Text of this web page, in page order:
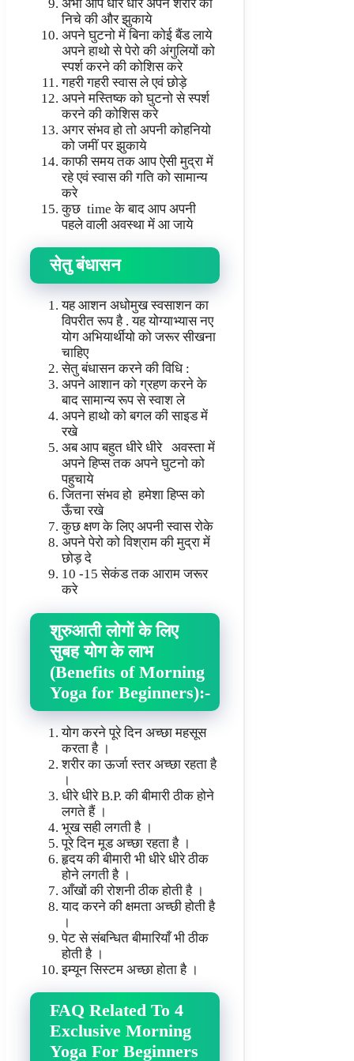
अभी आप धीरे धीरे अपने शरीर को
निचे की और झुकाये
अपने घुटनो में बिना कोई बैंड लाये
अपने हाथो से पेरो की अंगुलियों को
स्पर्श करने की कोशिस करे
गहरी गहरी स्वास ले एवं छोड़े
अपने मस्तिष्क को घुटनो से स्पर्श
करने की कोशिस करे
अगर संभव हो तो अपनी कोहनियो
को जमीं पर झुकाये
काफी समय तक आप ऐसी मुद्रा में
रहे एवं स्वास की गति को सामान्य
करे
कुछ time के बाद आप अपनी
पहले वाली अवस्था में आ जाये
सेतु बंधासन
यह आशन अधोमुख स्वसाशन का
विपरीत रूप है . यह योग्याभ्यास नए
योग अभियार्थीयो को जरूर सीखना
चाहिए
सेतु बंधासन करने की विधि :
अपने आशान को ग्रहण करने के
बाद सामान्य रूप से स्वाश ले
अपने हाथो को बगल की साइड में
रखे
अब आप बहुत धीरे धीरे अवस्ता में
अपने हिप्स तक अपने घुटनो को
पहुचाये
जितना संभव हो हमेशा हिप्स को
ऊँचा रखे
कुछ क्षण के लिए अपनी स्वास रोके
अपने पेरो को विश्राम की मुद्रा में
छोड़ दे
10 -15 सेकंड तक आराम जरूर
करे
शुरुआती लोगों के लिए
सुबह योग के लाभ
(Benefits of Morning
Yoga for Beginners):-
योग करने पूरे दिन अच्छा महसूस
करता है ।
शरीर का ऊर्जा स्तर अच्छा रहता है
।
धीरे धीरे B.P. की बीमारी ठीक होने
लगते हैं ।
भूख सही लगती है ।
पूरे दिन मूड अच्छा रहता है ।
हृदय की बीमारी भी धीरे धीरे ठीक
होने लगती है ।
आँखों की रोशनी ठीक होती है ।
याद करने की क्षमता अच्छी होती है
।
पेट से संबन्धित बीमारियाँ भी ठीक
होती है ।
इम्यून सिस्टम अच्छा होता है ।
FAQ Related To 4
Exclusive Morning
Yoga For Beginners